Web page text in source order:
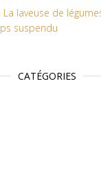
La laveuse de
suspendu
CATÉGORIES